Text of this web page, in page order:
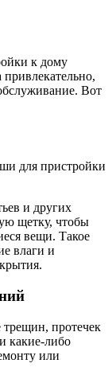
к дому
Вот
и других
щетку, чтобы
вещи. Такое
влаги и
протечек
какие-либо
или